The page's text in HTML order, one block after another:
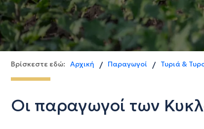
Βρίσκεστε εδώ: Αρχική / Παραγωγοί / Τυριά &
Οι παραγωγοί των